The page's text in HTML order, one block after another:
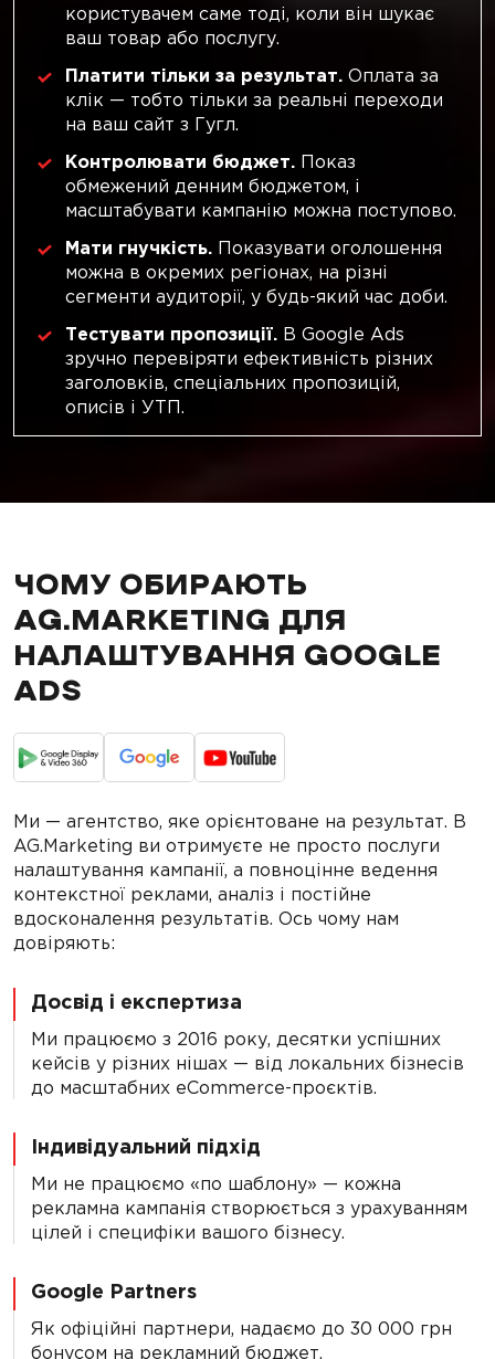
користувачем саме тоді, коли він шукає
ваш товар або послугу.
Платити тільки за результат. Оплата за
клік — тобто тільки за реальні переходи
на ваш сайт з Гугл.
Контролювати бюджет. Показ
обмежений денним бюджетом, і
масштабувати кампанію можна поступово.
Мати гнучкість. Показувати оголошення
можна в окремих регіонах, на різні
сегменти аудиторії, у будь-який час доби.
Тестувати пропозиції. В Google Ads
зручно перевіряти ефективність різних
заголовків, спеціальних пропозицій,
описів і УТП.
ЧОМУ ОБИРАЮТЬ
AG.MARKETING ДЛЯ
НАЛАШТУВАННЯ GOOGLE
ADS
Ми — агентство, яке орієнтоване на результат. В
AG.Marketing ви отримуєте не просто послуги
налаштування кампанії, а повноцінне ведення
контекстної реклами, аналіз і постійне
вдосконалення результатів. Ось чому нам
довіряють:
Досвід і експертиза
Ми працюємо з 2016 року, десятки успішних
кейсів у різних нішах — від локальних бізнесів
до масштабних eCommerce-проєктів.
Індивідуальний підхід
Ми не працюємо «по шаблону» — кожна
рекламна кампанія створюється з урахуванням
цілей і специфіки вашого бізнесу.
Google Partners
Як офіційні партнери, надаємо до 30 000 грн
бонусом на рекламний бюджет.